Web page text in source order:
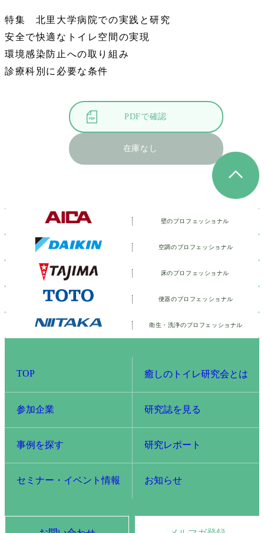
特集 北里大学病院での実践と研究
安全で快適なトイレ空間の実現
環境感染防止への取り組み
診療科別に必要な条件
PDFで確認
在庫なし
壁のプロフェッショナル
空調のプロフェッショナル
床のプロフェッショナル
便器のプロフェッショナル
衛生・洗浄のプロフェッショナル
TOP 癒しのトイレ研究会とは
参加企業 研究誌を見る
事例を探す 研究レポート
セミナー・イベント情報 お知らせ